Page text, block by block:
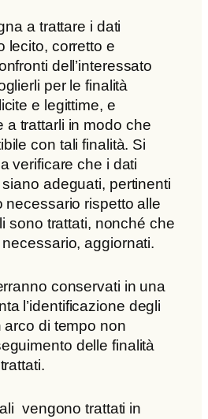
a trattare i dati
lecito, corretto e
dell’interessato
per le finalità
e legittime, e
a trattarli in modo che
con tali finalità. Si
verificare che i dati
adeguati, pertinenti
necessario rispetto alle
sono trattati, nonché che
aggiornati.
conservati in una
l’identificazione degli
di tempo non
delle finalità
vengono trattati in